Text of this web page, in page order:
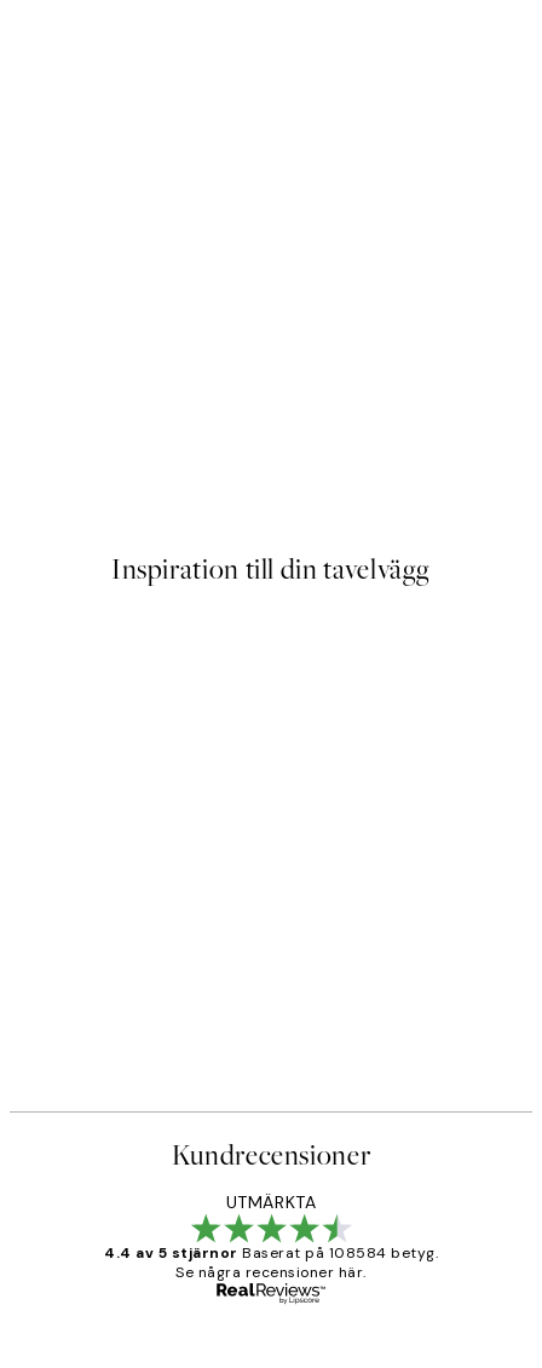
Inspiration till din tavelvägg
Kundrecensioner
UTMÄRKTA
4.4 av 5 stjärnor Baserat på 108584 betyg.
Se några recensioner här.